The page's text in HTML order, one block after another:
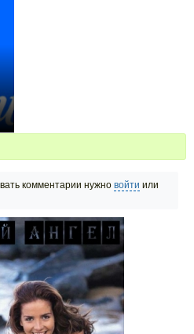
комментарии нужно войти или